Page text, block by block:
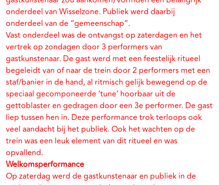
onderdeel van Wisselzone. Publiek werd daarbij
onderdeel van de “gemeenschap”.
Vast onderdeel was de ontvangst op zaterdagen en het
vertrek op zondagen door 3 performers van
gastkunstenaar. De gast werd met een feestelijk ritueel
begeleidt van of naar de trein door 2 performers met een
staf/banier in de hand, al ritmisch gelijk bewegend op de
speciaal gecomponeerde ‘tune’ hoorbaar uit de
gettoblaster en gedragen door een 3e performer. De gast
liep tussen hen in. Deze performance trok terloops ook
veel aandacht bij het publiek. Ook het wachten op de
trein was een leuk element van dit ritueel en was
opvallend.
Welkomsperformance
Op zaterdag werd de gastkunstenaar en publiek in de